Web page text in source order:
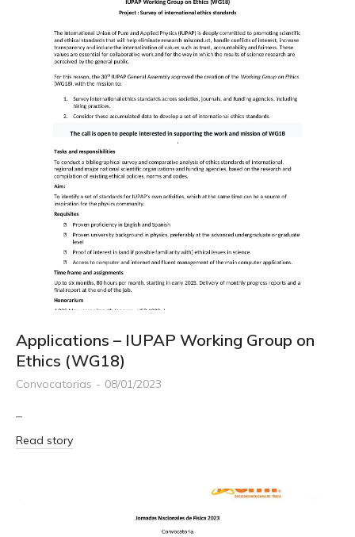
Applications – IUPAP Working Group on
Ethics (WG18)
Convocatorias 08/01/2023
–
Read story